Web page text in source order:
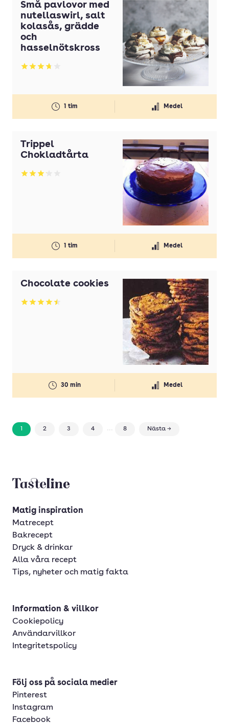
Små pavlovor med
nutellaswirl, salt
kolasås, grädde
och
hasselnötskross
Betyg: 3.71 av 5
1 tim Medel
Trippel
Chokladtårta
Betyg: 3.12 av 5
1 tim Medel
Chocolate cookies
Betyg: 4.5 av 5
30 min Medel
1 2 3 4 ... 8 Nästa →
Tasteline startsida
Matig inspiration
Matrecept
Bakrecept
Dryck & drinkar
Alla våra recept
Tips, nyheter och matig fakta
Information & villkor
Cookiepolicy
Användarvillkor
Integritetspolicy
Följ oss på sociala medier
Pinterest
Instagram
Facebook